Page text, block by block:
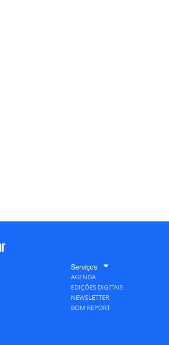
Serviços
AGENDA
EDIÇÕES DIGITAIS
NEWSLETTER
BOM REPORT